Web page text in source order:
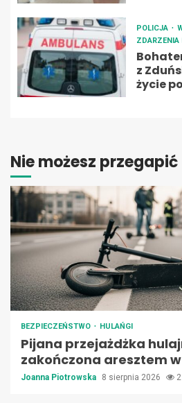
POLICJA
ZDARZENIA
z
życie
Nie możesz przegapić
BEZPIECZEŃSTWO HULAŃGI
Pijana przejażdżka
zakończona aresztem
Joanna Piotrowska 8 sierpnia 2026 2